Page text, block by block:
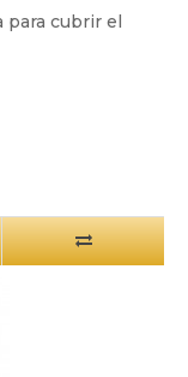
para cubrir el